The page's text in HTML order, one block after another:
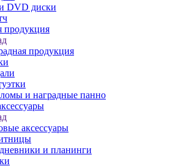
DVD диски
продукция
продукция
и наградные панно
аксессуары
и планинги